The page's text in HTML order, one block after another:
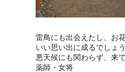
雷鳥にも出会えたし、お
いい思い出に成るでしょ
悪天候にも関わらず、来
薬師・女将